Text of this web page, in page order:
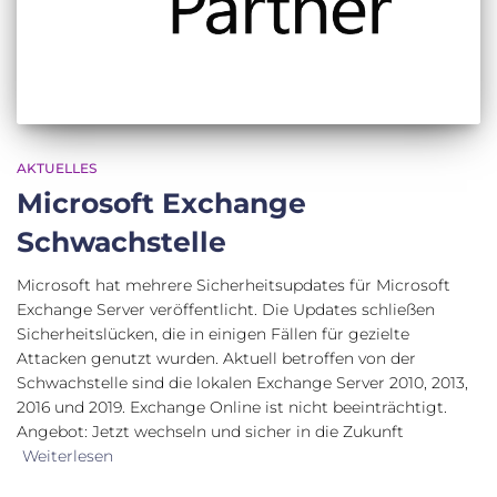
AKTUELLES
Microsoft Exchange
Schwachstelle
Microsoft hat mehrere Sicherheitsupdates für Microsoft
Exchange Server veröffentlicht. Die Updates schließen
Sicherheitslücken, die in einigen Fällen für gezielte
Attacken genutzt wurden. Aktuell betroffen von der
Schwachstelle sind die lokalen Exchange Server 2010, 2013,
2016 und 2019. Exchange Online ist nicht beeinträchtigt.
Angebot: Jetzt wechseln und sicher in die Zukunft
Weiterlesen